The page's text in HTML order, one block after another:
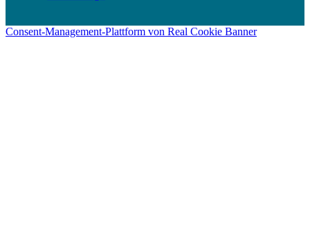
Consent-Management-Plattform von Real Cookie Banner